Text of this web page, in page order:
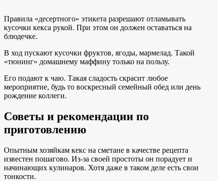
Правила «десертного» этикета разрешают отламывать
кусочки кекса рукой. При этом он должен оставаться на
блюдечке.
В ход пускают кусочки фруктов, ягоды, мармелад. Такой
«тюнинг» домашнему маффину только на пользу.
Его подают к чаю. Такая сладость скрасит любое
мероприятие, будь то воскресный семейный обед или день
рождение коллеги.
Советы и рекомендации по
приготовлению
Опытным хозяйкам кекс на сметане в качестве рецепта
известен пошагово. Из-за своей простоты он порадует и
начинающих кулинаров. Хотя даже в таком деле есть свои
тонкости.